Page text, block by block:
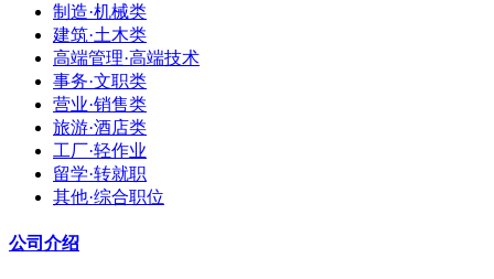
制造·机械类
建筑·土木类
高端管理·高端技术
事务·文职类
营业·销售类
旅游·酒店类
工厂·轻作业
留学·转就职
其他·综合职位
公司介绍